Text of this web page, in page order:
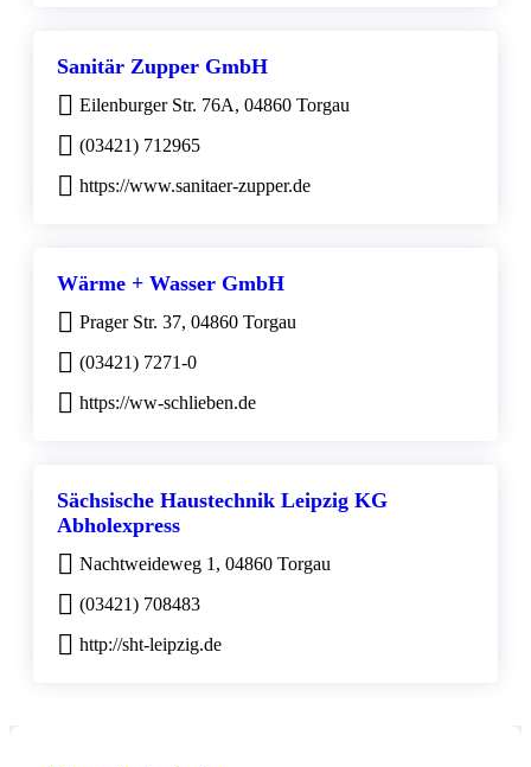
Sanitär Zupper GmbH
Eilenburger Str. 76A, 04860 Torgau
(03421) 712965
https://www.sanitaer-zupper.de
Wärme + Wasser GmbH
Prager Str. 37, 04860 Torgau
(03421) 7271-0
https://ww-schlieben.de
Sächsische Haustechnik Leipzig KG
Abholexpress
Nachtweideweg 1, 04860 Torgau
(03421) 708483
http://sht-leipzig.de